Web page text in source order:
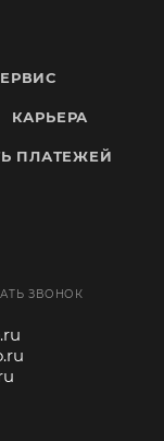
КАРЬЕРА
ПЛАТЕЖЕЙ
ЗВОНОК